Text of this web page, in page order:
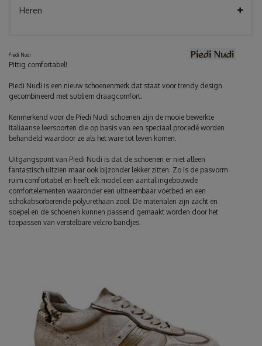
Heren
Piedi Nudi
Pittig comfortabel!
Piedi Nudi is een nieuw schoenenmerk dat staat voor trendy design
gecombineerd met subliem draagcomfort.
Kenmerkend voor de Piedi Nudi schoenen zijn de mooie bewerkte
Italiaanse leersoorten die op basis van een speciaal procedé worden
behandeld waardoor ze als het ware tot leven komen.
Uitgangspunt van Piedi Nudi is dat de schoenen er niet alleen
fantastisch uitzien maar ook bijzonder lekker zitten. Zo is de pasvorm
ruim comfortabel en heeft elk model een aantal ingebouwde
comfortelementen waaronder een uitneembaar voetbed en een
schokabsorberende polyurethaan zool. De materialen zijn zacht en
soepel en de schoenen kunnen passend gemaakt worden door het
toepassen van verstelbare velcro bandjes.